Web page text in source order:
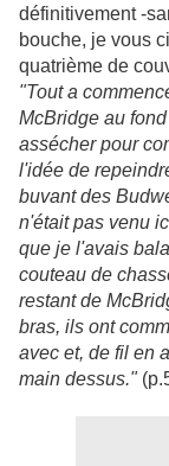
définitivement -
bouche, je vous
quatrième de
"Tout a
McBridge au
assécher pour
l'idée de
buvant des
n'était pas venu
que je l'avais
couteau de
restant de
bras, ils ont
avec et, de fil en
main dessus."